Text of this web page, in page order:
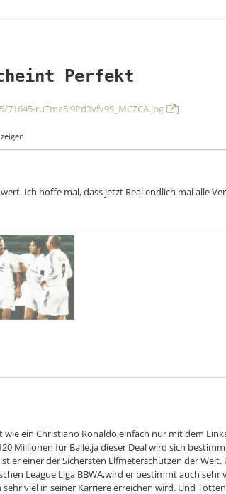
Perfekt
ruTma5l9Pd3vfv9S_MCZCA.jpg ]
Madrid und Tottenham Hotspur offenbar
wechseln, die „Königlichen“ werden
aufgestellten Rekord (2009 zahlten sie
United) übertreffen. Das berichtet
Tottenham-Chef Daniel Levy habe die
der in London noch
Übereinkunft soll mündlich erzielt
gestaltet werden soll, werde noch
von Madrid nach London steht nicht zur
werden. Spurs-Trainer André
Maria und Fabio Coentrao angemeldet
Spieler in Europa“, meint
Ich hoffe mal, dass jetzt Real endlich mal alle
ein Christiano Ronaldo,einfach nur mit dem
Millionen für Balle,ja dieser Deal wird sich
er einer der Sichersten Elfmeterschützen der Welt.
League Liga BBWA,wird er bestimmt auch sehr
viel in seiner Karriere erreichen wird. Und